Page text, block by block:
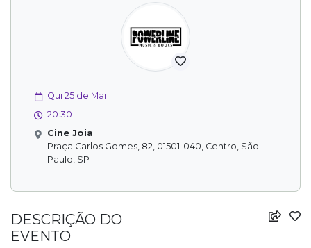
Qui 25 de Mai
20:30
Cine Joia
Praça Carlos Gomes, 82, 01501-040, Centro, São
Paulo, SP
DESCRIÇÃO DO
EVENTO